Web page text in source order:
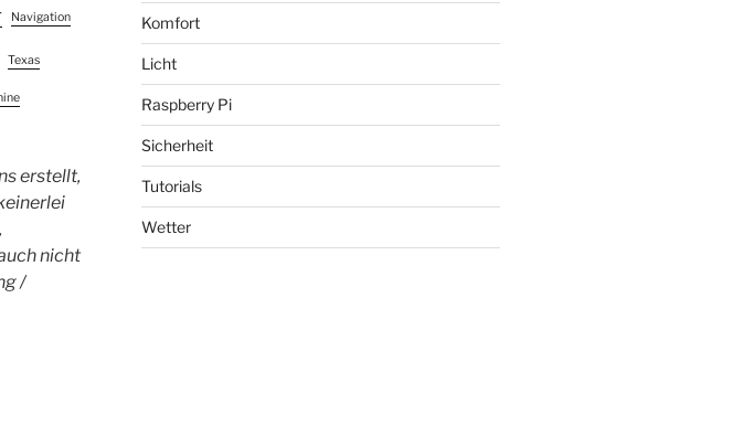
Navigation
Texas
erstellt,
nicht
/
Komfort
Licht
Raspberry Pi
Sicherheit
Tutorials
Wetter